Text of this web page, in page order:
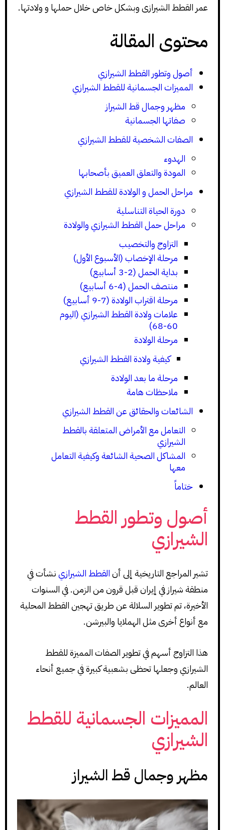
عمر القطط الشيرازى وبشكل خاص خلال حملها و ولادتها.
محتوى المقالة
أصول وتطور القطط الشيرازي
المميزات الجسمانية للقطط الشيرازي
مظهر وجمال قط الشيراز
صفاتها الجسمانية
الصفات الشخصية للقطط الشيرازي
الهدوء
المودة والتعلق العميق بأصحابها
مراحل الحمل و الولادة للقطط الشيرازي
دورة الحياة التناسلية
مراحل حمل القطط الشيرازي والولادة
التزاوج والتخصيب
مرحلة الإخصاب (الأسبوع الأول)
بداية الحمل (2-3 أسابيع)
منتصف الحمل (4-6 أسابيع)
مرحلة اقتراب الولادة (7-9 أسابيع)
علامات ولادة القطط الشيرازي (اليوم
60-68)
مرحلة الولادة
كيفية ولادة القطط الشيرازي
مرحلة ما بعد الولادة
ملاحظات هامة
الشائعات والحقائق عن القطط الشيرازي
التعامل مع الأمراض المتعلقة بالقطط
الشيرازي
المشاكل الصحية الشائعة وكيفية التعامل
معها
ختاماً
أصول وتطور القطط
الشيرازي
تشير المراجع التاريخية إلى أنالقطط الشيرازينشأت في
منطقة شيراز في إيران قبل قرون من الزمن. في السنوات
الأخيرة، تم تطوير السلالة عن طريق تهجين القطط المحلية
مع أنواع أخرى مثل الهملايا والبيرشن.
هذا التزاوج أسهم في تطوير الصفات المميزة للقطط
الشيرازي وجعلها تحظى بشعبية كبيرة في جميع أنحاء
العالم.
المميزات الجسمانية للقطط
الشيرازي
مظهر وجمال قط الشيراز